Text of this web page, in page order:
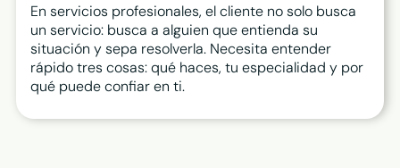
En servicios profesionales, el cliente no solo busca
un servicio: busca a alguien que entienda su
situación y sepa resolverla. Necesita entender
rápido tres cosas: qué haces, tu especialidad y por
qué puede confiar en ti.